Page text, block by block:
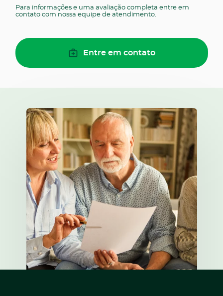
Para informações e uma avaliação completa entre em
contato com nossa equipe de atendimento.
Entre em contato